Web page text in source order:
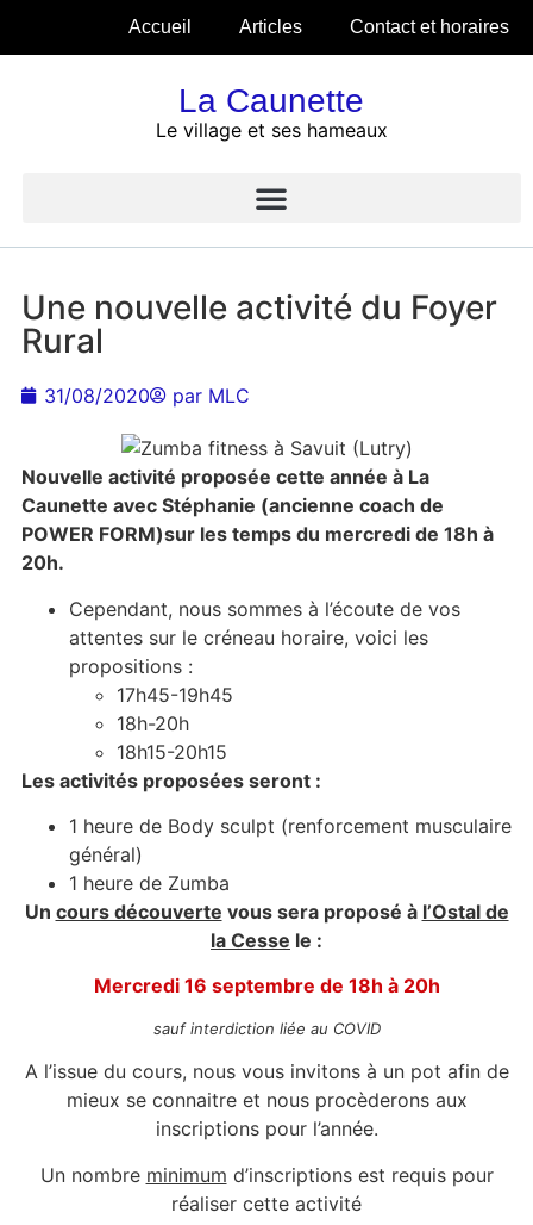
Accueil Articles Contact et horaires
La Caunette
Le village et ses hameaux
Une nouvelle activité du Foyer
Rural
31/08/2020 parMLC
Nouvelle activité proposée cette année à La
Caunette avec Stéphanie (ancienne coach de
POWER FORM)sur les temps du mercredi de 18h à
20h.
Cependant, nous sommes à l’écoute de vos
attentes sur le créneau horaire, voici les
propositions :
17h45-19h45
18h-20h
18h15-20h15
Les activités proposées seront :
1 heure de Body sculpt (renforcement musculaire
général)
1 heure de Zumba
Un cours découverte vous sera proposé à l’Ostal de
la Cesse le :
Mercredi 16 septembre de 18h à 20h
sauf interdiction liée au COVID
A l’issue du cours, nous vous invitons à un pot afin de
mieux se connaitre et nous procèderons aux
inscriptions pour l’année.
Un nombre minimum d’inscriptions est requis pour
réaliser cette activité